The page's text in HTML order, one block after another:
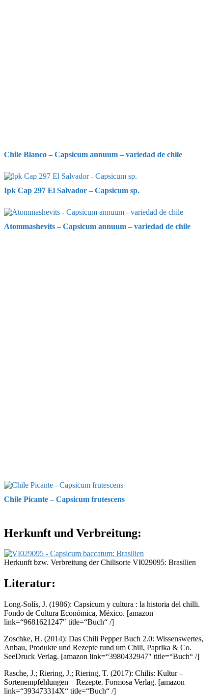
Chile Blanco – Capsicum annuum – variedad de chile
Ipk Cap 297 El Salvador – Capsicum sp.
Atommashevits – Capsicum annuum – variedad de chile
Chile Picante – Capsicum frutescens
Herkunft und Verbreitung:
Herkunft bzw. Verbreitung der Chilisorte VI029095: Brasilien
Literatur:
Long-Solís, J. (1986): Capsicum y cultura : la historia del chilli.
Fondo de Cultura Económica, México. [amazon
link=“9681621247″ title=“Buch“ /]
Zoschke, H. (2014): Das Chili Pepper Buch 2.0: Wissenswertes,
Anbau, Produkte und Rezepte rund um Chili, Paprika & Co.
SeeDruck Verlag. [amazon link=“3980432947″ title=“Buch“ /]
Rasche, J.; Riering, J.; Riering, T. (2017): Chilis: Kultur –
Sortenempfehlungen – Rezepte. Formosa Verlag. [amazon
link=“393473314X“ title=“Buch“ /]